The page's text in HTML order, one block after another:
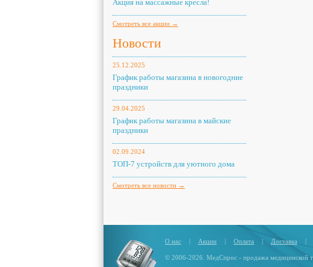
Акция на массажные кресла!
Смотреть все акции →
Новости
25.12.2025
График работы магазина в новогодние
праздники
29.04.2025
График работы магазина в майские
праздники
02.09.2024
ТОП-7 устройств для уютного дома
Смотреть все новости →
О нас | Акции | Оплата | Доставка |
© 2006-2026. МедСпрос - продажа медицинской